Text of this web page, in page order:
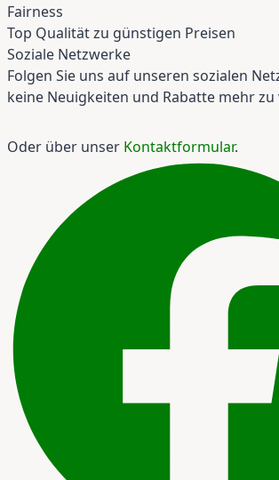
Fairness
Top Qualität zu günstigen Preisen
Soziale Netzwerke
Folgen Sie uns auf unseren sozialen
keine Neuigkeiten und Rabatte mehr zu
Oder über unser Kontaktformular.